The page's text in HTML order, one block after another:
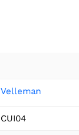
Velleman
CUI04